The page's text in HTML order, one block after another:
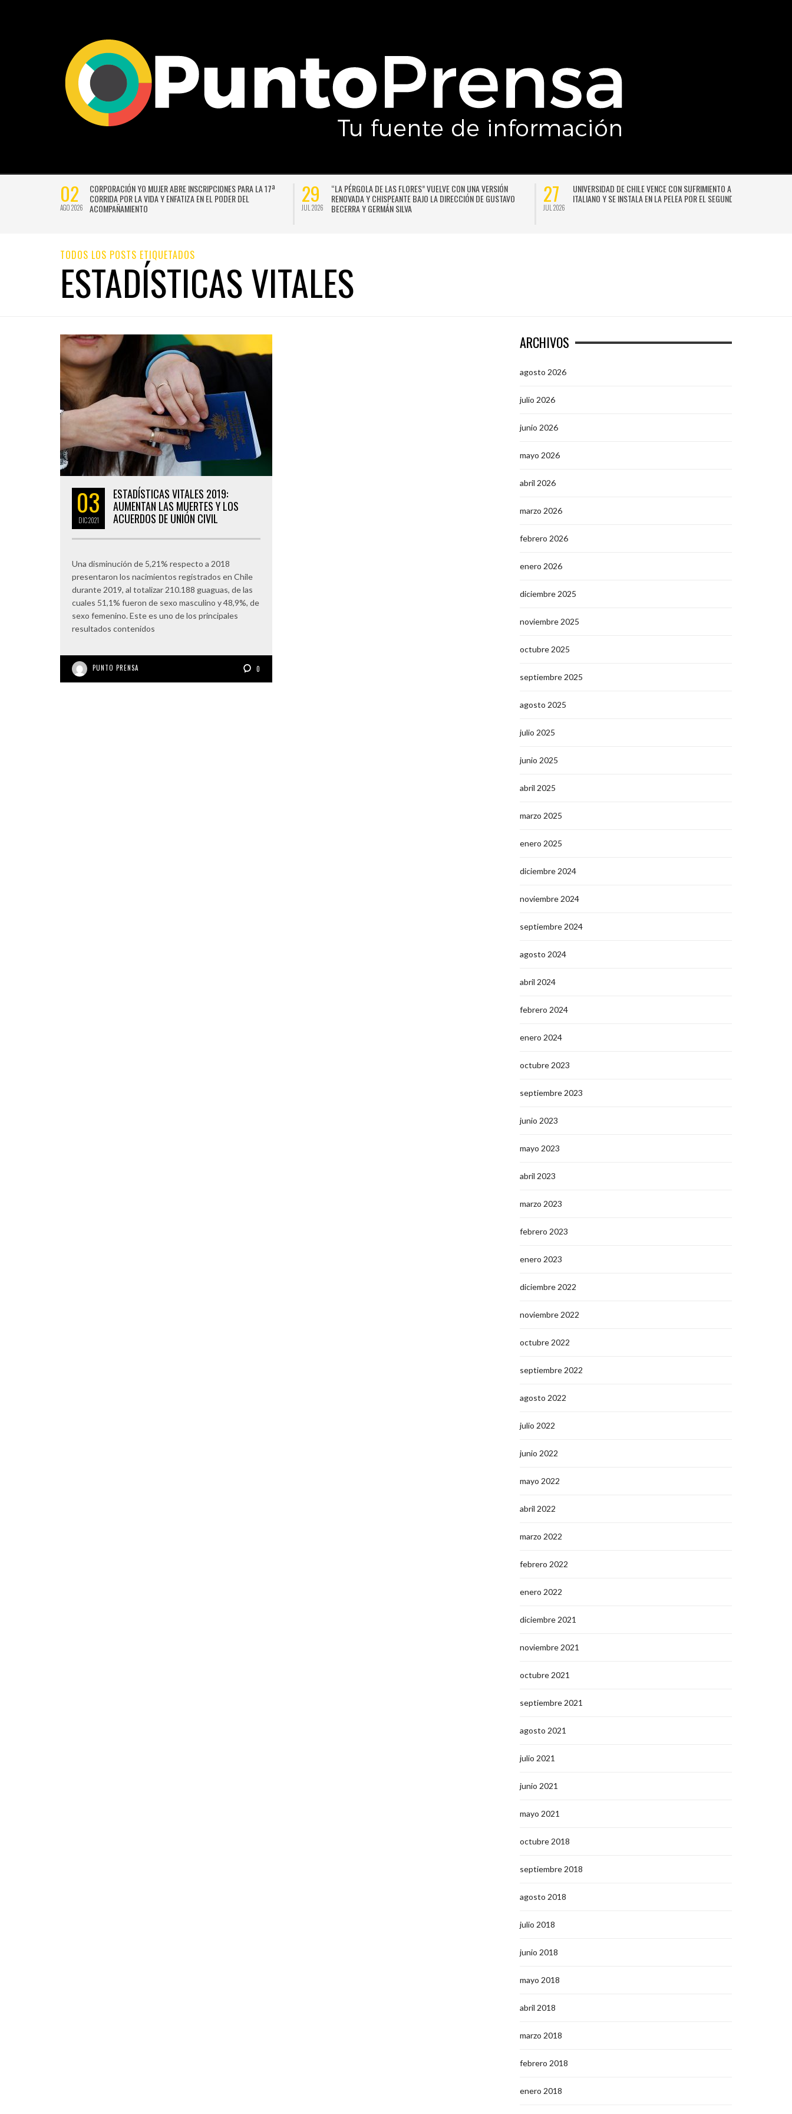
02
AGO 2026
CORPORACIÓN YO MUJER ABRE INSCRIPCIONES PARA LA 17ª
CORRIDA POR LA VIDA Y ENFATIZA EN EL PODER DEL
ACOMPAÑAMIENTO
29
JUL 2026
“LA PÉRGOLA DE LAS FLORES” VUELVE CON UNA VERSIÓN
RENOVADA Y CHISPEANTE BAJO LA DIRECCIÓN DE GUSTAVO
BECERRA Y GERMÁN SILVA
27
JUL 2026
UNIVERSIDAD DE CHILE VENCE CON SUFRIMIENTO A AUDAX
ITALIANO Y SE INSTALA EN LA PELEA POR EL SEGUNDO LUGAR
TODOS LOS POSTS ETIQUETADOS
ESTADÍSTICAS VITALES
03
DIC2021
ESTADÍSTICAS VITALES 2019:
AUMENTAN LAS MUERTES Y LOS
ACUERDOS DE UNIÓN CIVIL
Una disminución de 5,21% respecto a 2018
presentaron los nacimientos registrados en Chile
durante 2019, al totalizar 210.188 guaguas, de las
cuales 51,1% fueron de sexo masculino y 48,9%, de
sexo femenino. Este es uno de los principales
resultados contenidos
PUNTO PRENSA 0
ARCHIVOS
agosto 2026
julio 2026
junio 2026
mayo 2026
abril 2026
marzo 2026
febrero 2026
enero 2026
diciembre 2025
noviembre 2025
octubre 2025
septiembre 2025
agosto 2025
julio 2025
junio 2025
abril 2025
marzo 2025
enero 2025
diciembre 2024
noviembre 2024
septiembre 2024
agosto 2024
abril 2024
febrero 2024
enero 2024
octubre 2023
septiembre 2023
junio 2023
mayo 2023
abril 2023
marzo 2023
febrero 2023
enero 2023
diciembre 2022
noviembre 2022
octubre 2022
septiembre 2022
agosto 2022
julio 2022
junio 2022
mayo 2022
abril 2022
marzo 2022
febrero 2022
enero 2022
diciembre 2021
noviembre 2021
octubre 2021
septiembre 2021
agosto 2021
julio 2021
junio 2021
mayo 2021
octubre 2018
septiembre 2018
agosto 2018
julio 2018
junio 2018
mayo 2018
abril 2018
marzo 2018
febrero 2018
enero 2018